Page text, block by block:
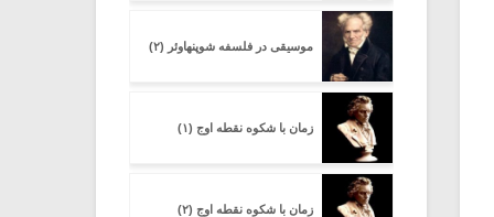
موسیقی در فلسفه شوپنهاوئر (۲)
زمان با شکوه نقطه اوج (۱)
زمان با شکوه نقطه اوج (۲)